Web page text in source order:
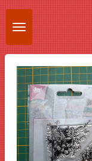
Ga
direct
naar
de
hoofdinhoud